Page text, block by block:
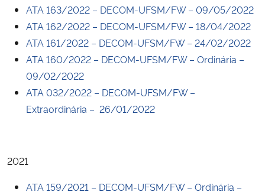
ATA 163/2022 – DECOM-UFSM/FW – 09/05/2022
ATA 162/2022 – DECOM-UFSM/FW – 18/04/2022
ATA 161/2022 – DECOM-UFSM/FW – 24/02/2022
ATA 160/2022 – DECOM-UFSM/FW – Ordinária –
09/02/2022
ATA 032/2022 – DECOM-UFSM/FW –
Extraordinária – 26/01/2022
2021
ATA 159/2021 – DECOM-UFSM/FW – Ordinária –